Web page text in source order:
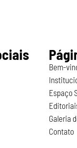
Bem-
Espaço
Galeria
Contato